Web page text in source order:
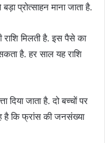
प्रोत्साहन माना जाता है.
मिलती है. इस पैसे का
है. हर साल यह राशि
दिया जाता है. दो बच्चों पर
है कि फ्रांस की जनसंख्या